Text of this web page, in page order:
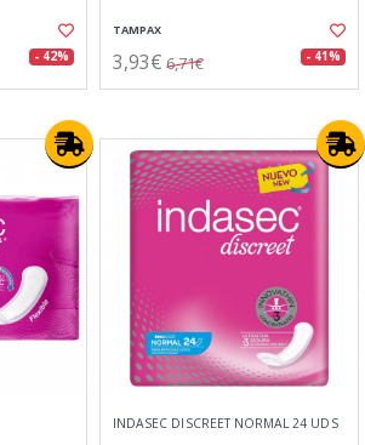
- 42%
TAMPAX
3,93€ 6,71€ - 41%
INDASEC DISCREET NORMAL 24 UDS